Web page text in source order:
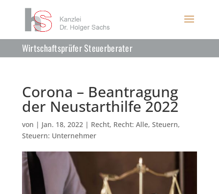
Wirtschaftsprüfer Steuerberater
Corona – Beantragung
der Neustarthilfe 2022
von | Jan. 18, 2022| Recht, Recht: Alle, Steuern,
Steuern: Unternehmer